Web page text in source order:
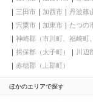
三田市
加西市 丹波篠
宍粟市
加東市 たつの
神崎郡（市川町、福崎町
揖保郡（太子町）
川辺
赤穂郡（上郡町）
ほかのエリアで探す